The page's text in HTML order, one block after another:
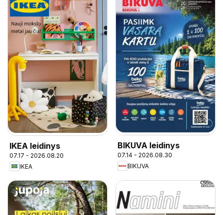
IKEA leidinys
07.17 - 2026.08.20
IKEA
BIKUVA leidinys
07.14 - 2026.08.30
BIKUVA